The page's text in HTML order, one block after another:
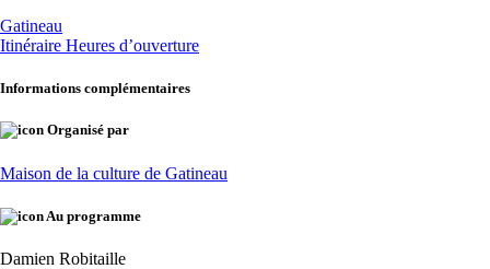
Gatineau
Itinéraire Heures d’ouverture
Informations complémentaires
Organisé par
Maison de la culture de Gatineau
Au programme
Damien Robitaille